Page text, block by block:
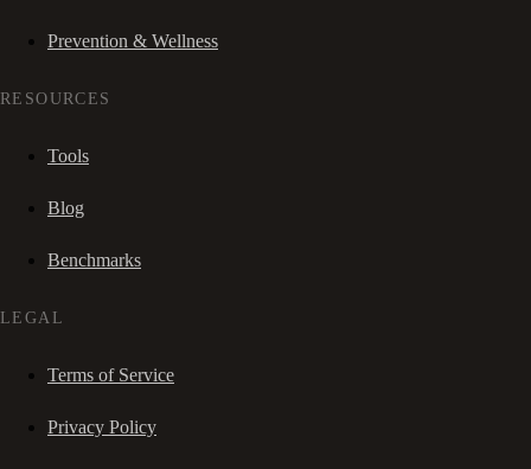
Prevention & Wellness
RESOURCES
Tools
Blog
Benchmarks
LEGAL
Terms of Service
Privacy Policy